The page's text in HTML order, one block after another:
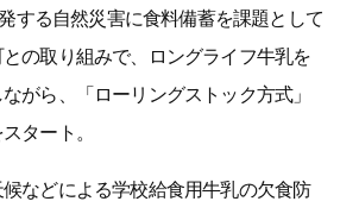
する自然災害に食料備蓄を課題として
の取り組みで、ロングライフ牛乳を
がら、「ローリングストック方式」
タート。
などによる学校給食用牛乳の欠食防